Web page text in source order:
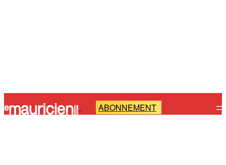
- ABONNEMENT